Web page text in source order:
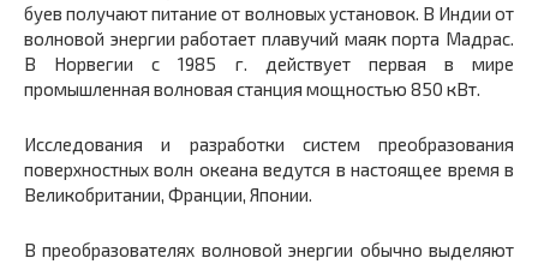
буев получают питание от волновых установок. В Индии от
волновой энергии работает плавучий маяк порта Мадрас.
В Норвегии с 1985 г. действует первая в мире
промышленная волновая станция мощностью 850 кВт.
Исследования и разработки систем преобразования
поверхностных волн океана ведутся в настоящее время в
Великобритании, Франции, Японии.
В преобразователях волновой энергии обычно выделяют